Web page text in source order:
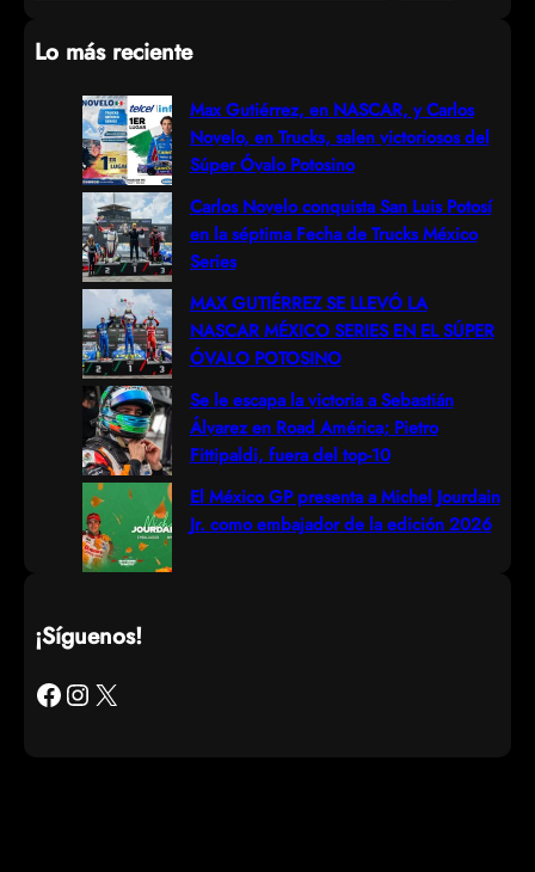
a
Lo más reciente
Max Gutiérrez, en NASCAR, y Carlos
Novelo, en Trucks, salen victoriosos del
Súper Óvalo Potosino
Carlos Novelo conquista San Luis Potosí
en la séptima Fecha de Trucks México
Series
MAX GUTIÉRREZ SE LLEVÓ LA
NASCAR MÉXICO SERIES EN EL SÚPER
ÓVALO POTOSINO
Se le escapa la victoria a Sebastián
Álvarez en Road América; Pietro
Fittipaldi, fuera del top-10
El México GP presenta a Michel Jourdain
Jr. como embajador de la edición 2026
¡Síguenos!
Facebook Instagram X